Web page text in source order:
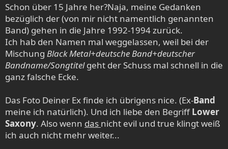
Schon über 15 Jahre her?Naja, meine Gedanken
bezüglich der (von mir nicht namentlich genannten
Band) gehen in die Jahre 1992-1994 zurück.
Ich hab den Namen mal weggelassen, weil bei der
Mischung Black Metal+deutsche Band+deutscher
Bandname/Songtitelgeht der Schuss mal schnell in die
ganz falsche Ecke.
Das Foto Deiner Ex finde ich übrigens nice. (Ex-Band
meine ich natürlich). Und ich liebe den BegriffLower
Saxony. Also wenn das nicht evil und true klingt weiß
ich auch nicht mehr weiter...